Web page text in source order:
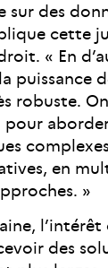
des
cette
« En
puissance
robuste.
pour
en
»
des